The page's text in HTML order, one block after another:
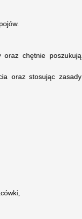
oraz chętnie poszukują
oraz stosując zasady